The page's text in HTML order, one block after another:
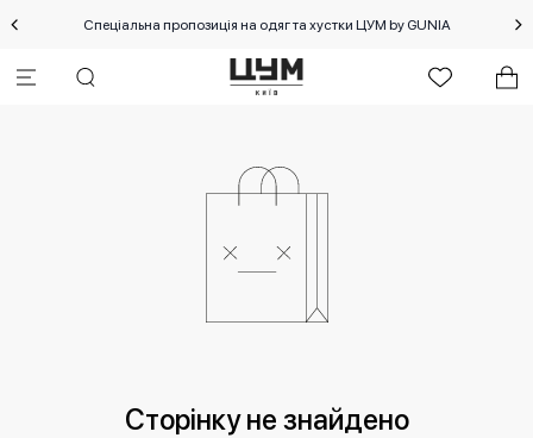
Спеціальна пропозиція на одяг та хустки ЦУМ by GUNIA
Сторінку не знайдено